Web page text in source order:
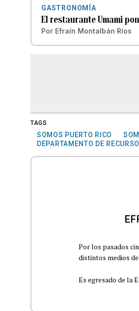
GASTRONOMÍA
El restaurante Umami
Por Efraín Montalbán Ríos
TAGS
SOMOS PUERTO RICO
DEPARTAMENTO DE
Por los pasados
distintos medios
Es egresado de la